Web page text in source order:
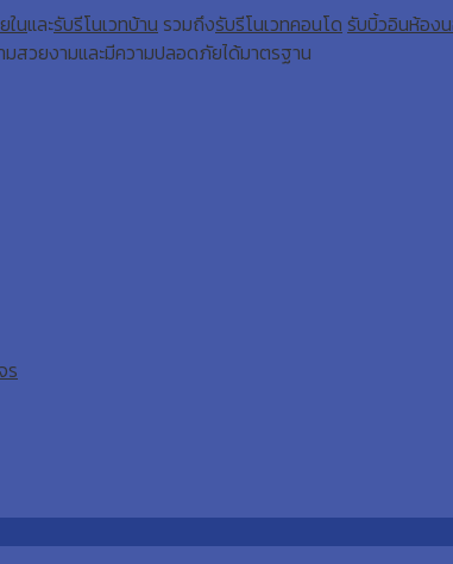
ในและรับรีโนเวทบ้าน รวมถึงรับรีโนเวทคอนโด รับบิ้วอินห้อง
สวยงามและมีความปลอดภัยได้มาตรฐาน
ร